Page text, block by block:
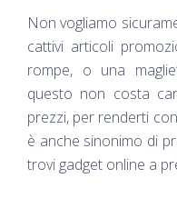
Non vogliamo
cattivi articoli
rompe, o una
questo non costa
prezzi, per renderti
è anche sinonimo di
trovi gadget online a